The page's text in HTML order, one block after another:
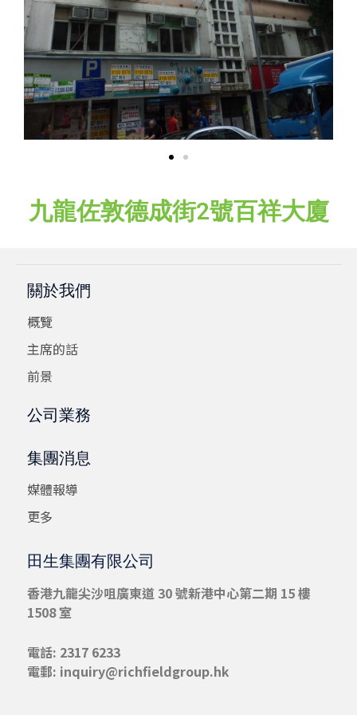
九龍佐敦德成街2號百祥大廈
關於我們
概覽
主席的話
前景
公司業務
集團消息
媒體報導
更多
田生集團有限公司
香港九龍尖沙咀廣東道 30 號新港中心第二期 15 樓
1508 室
電話: 2317 6233
電郵: inquiry@richfieldgroup.hk